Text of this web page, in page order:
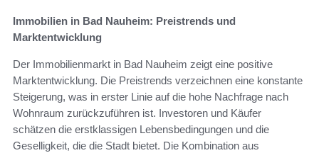
Immobilien in Bad Nauheim: Preistrends und
Marktentwicklung
Der Immobilienmarkt in Bad Nauheim zeigt eine positive
Marktentwicklung. Die Preistrends verzeichnen eine konstante
Steigerung, was in erster Linie auf die hohe Nachfrage nach
Wohnraum zurückzuführen ist. Investoren und Käufer
schätzen die erstklassigen Lebensbedingungen und die
Geselligkeit, die die Stadt bietet. Die Kombination aus